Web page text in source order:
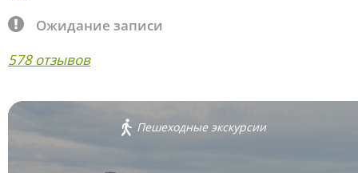
Ожидание записи
578 отзывов
Пешеходные экскурсии